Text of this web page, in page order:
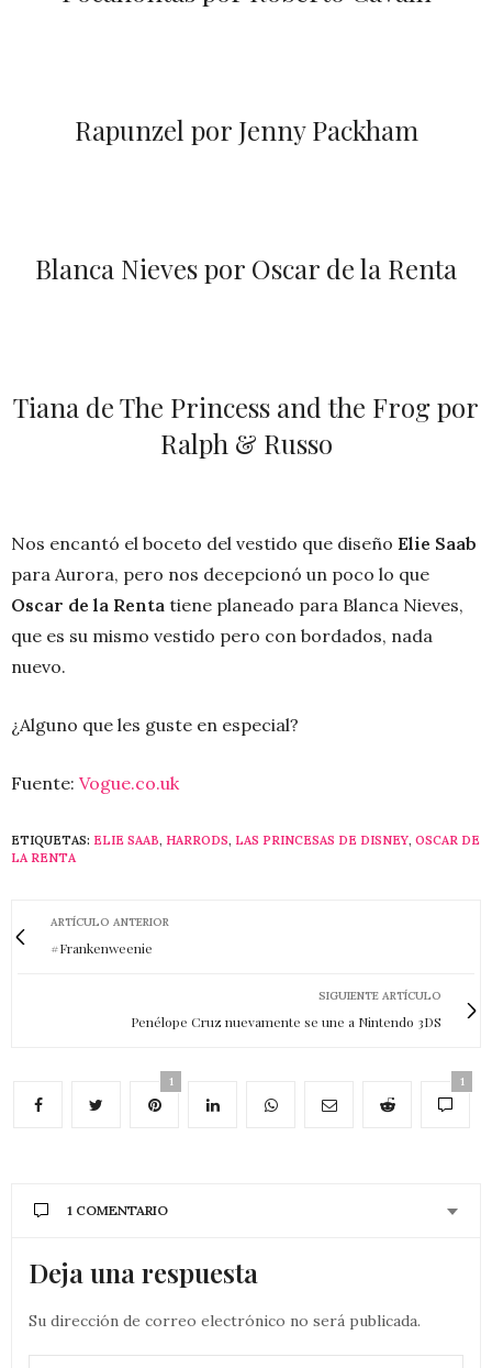
Rapunzel por Jenny Packham
Blanca Nieves por Oscar de la Renta
Tiana de The Princess and the Frog por
Ralph & Russo
Nos encantó el boceto del vestido que diseño Elie Saab
para Aurora, pero nos decepcionó un poco lo que
Oscar de la Renta tiene planeado para Blanca Nieves,
que es su mismo vestido pero con bordados, nada
nuevo.
¿Alguno que les guste en especial?
Fuente: Vogue.co.uk
ETIQUETAS: ELIE SAAB, HARRODS, LAS PRINCESAS DE DISNEY, OSCAR DE
LA RENTA
ARTÍCULO ANTERIOR
#Frankenweenie
SIGUIENTE ARTÍCULO
Penélope Cruz nuevamente se une a Nintendo 3DS
1 1
1 COMENTARIO
Deja una respuesta
Su dirección de correo electrónico no será publicada.